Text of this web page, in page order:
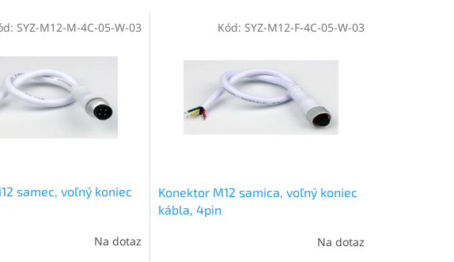
samec, voľný koniec
Na dotaz
SYZ-M12-M-4C-05-W-03
Konektor M12 samica, voľný koniec
kábla, 4pin
Na dotaz
Kód: SYZ-M12-F-4C-05-W-03